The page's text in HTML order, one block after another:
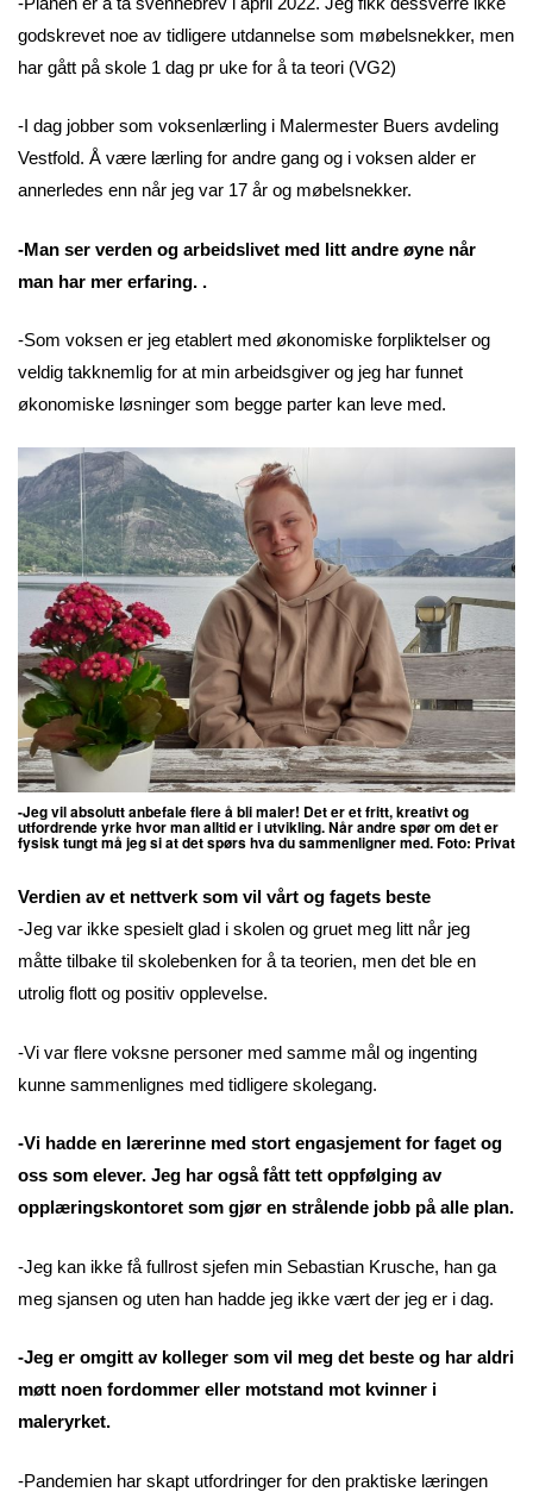
godskrevet noe av tidligere utdannelse som møbelsnekker, men
har gått på skole 1 dag pr uke for å ta teori (VG2)
-I dag jobber som voksenlærling i Malermester Buers avdeling
Vestfold. Å være lærling for andre gang og i voksen alder er
annerledes enn når jeg var 17 år og møbelsnekker.
-Man ser verden og arbeidslivet med litt andre øyne når
man har mer erfaring. .
-Som voksen er jeg etablert med økonomiske forpliktelser og
veldig takknemlig for at min arbeidsgiver og jeg har funnet
økonomiske løsninger som begge parter kan leve med.
-Jeg vil absolutt anbefale flere å bli maler! Det er et fritt, kreativt og
utfordrende yrke hvor man alltid er i utvikling. Når andre spør om det er
fysisk tungt må jeg si at det spørs hva du sammenligner med. Foto: Privat
Verdien av et nettverk som vil vårt og fagets beste
-Jeg var ikke spesielt glad i skolen og gruet meg litt når jeg
måtte tilbake til skolebenken for å ta teorien, men det ble en
utrolig flott og positiv opplevelse.
-Vi var flere voksne personer med samme mål og ingenting
kunne sammenlignes med tidligere skolegang.
-Vi hadde en lærerinne med stort engasjement for faget og
oss som elever. Jeg har også fått tett oppfølging av
opplæringskontoret som gjør en strålende jobb på alle plan.
-Jeg kan ikke få fullrost sjefen min Sebastian Krusche, han ga
meg sjansen og uten han hadde jeg ikke vært der jeg er i dag.
-Jeg er omgitt av kolleger som vil meg det beste og har aldri
møtt noen fordommer eller motstand mot kvinner i
maleryrket.
-Pandemien har skapt utfordringer for den praktiske læringen